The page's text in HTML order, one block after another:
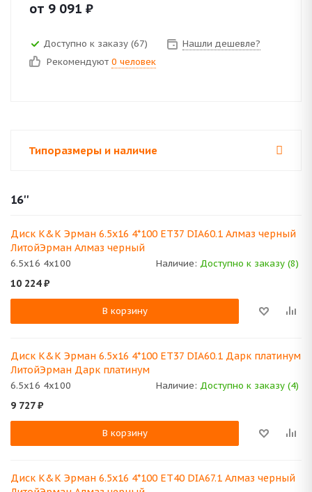
от 9 091 ₽
Доступно к заказу (67)
Нашли дешевле?
Рекомендуют 0 человек
Типоразмеры и наличие
16''
Диск K&K Эрман 6.5x16 4*100 ET37 DIA60.1 Алмаз черный
ЛитойЭрман Алмаз черный
6.5x16 4x100 Наличие: Доступно к заказу (8)
10 224₽
В корзину
Диск K&K Эрман 6.5x16 4*100 ET37 DIA60.1 Дарк платинум
ЛитойЭрман Дарк платинум
6.5x16 4x100 Наличие: Доступно к заказу (4)
9 727₽
В корзину
Диск K&K Эрман 6.5x16 4*100 ET40 DIA67.1 Алмаз черный